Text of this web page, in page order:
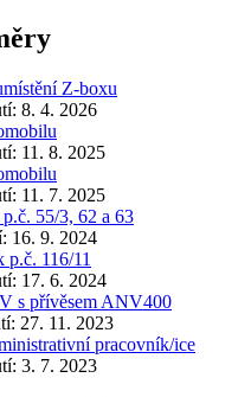
Z-boxu
8. 4. 2026
11. 8. 2025
11. 7. 2025
55/3, 62 a 63
16. 9. 2024
p.č. 116/11
17. 6. 2024
s přívěsem ANV400
27. 11. 2023
pracovník/ice
3. 7. 2023